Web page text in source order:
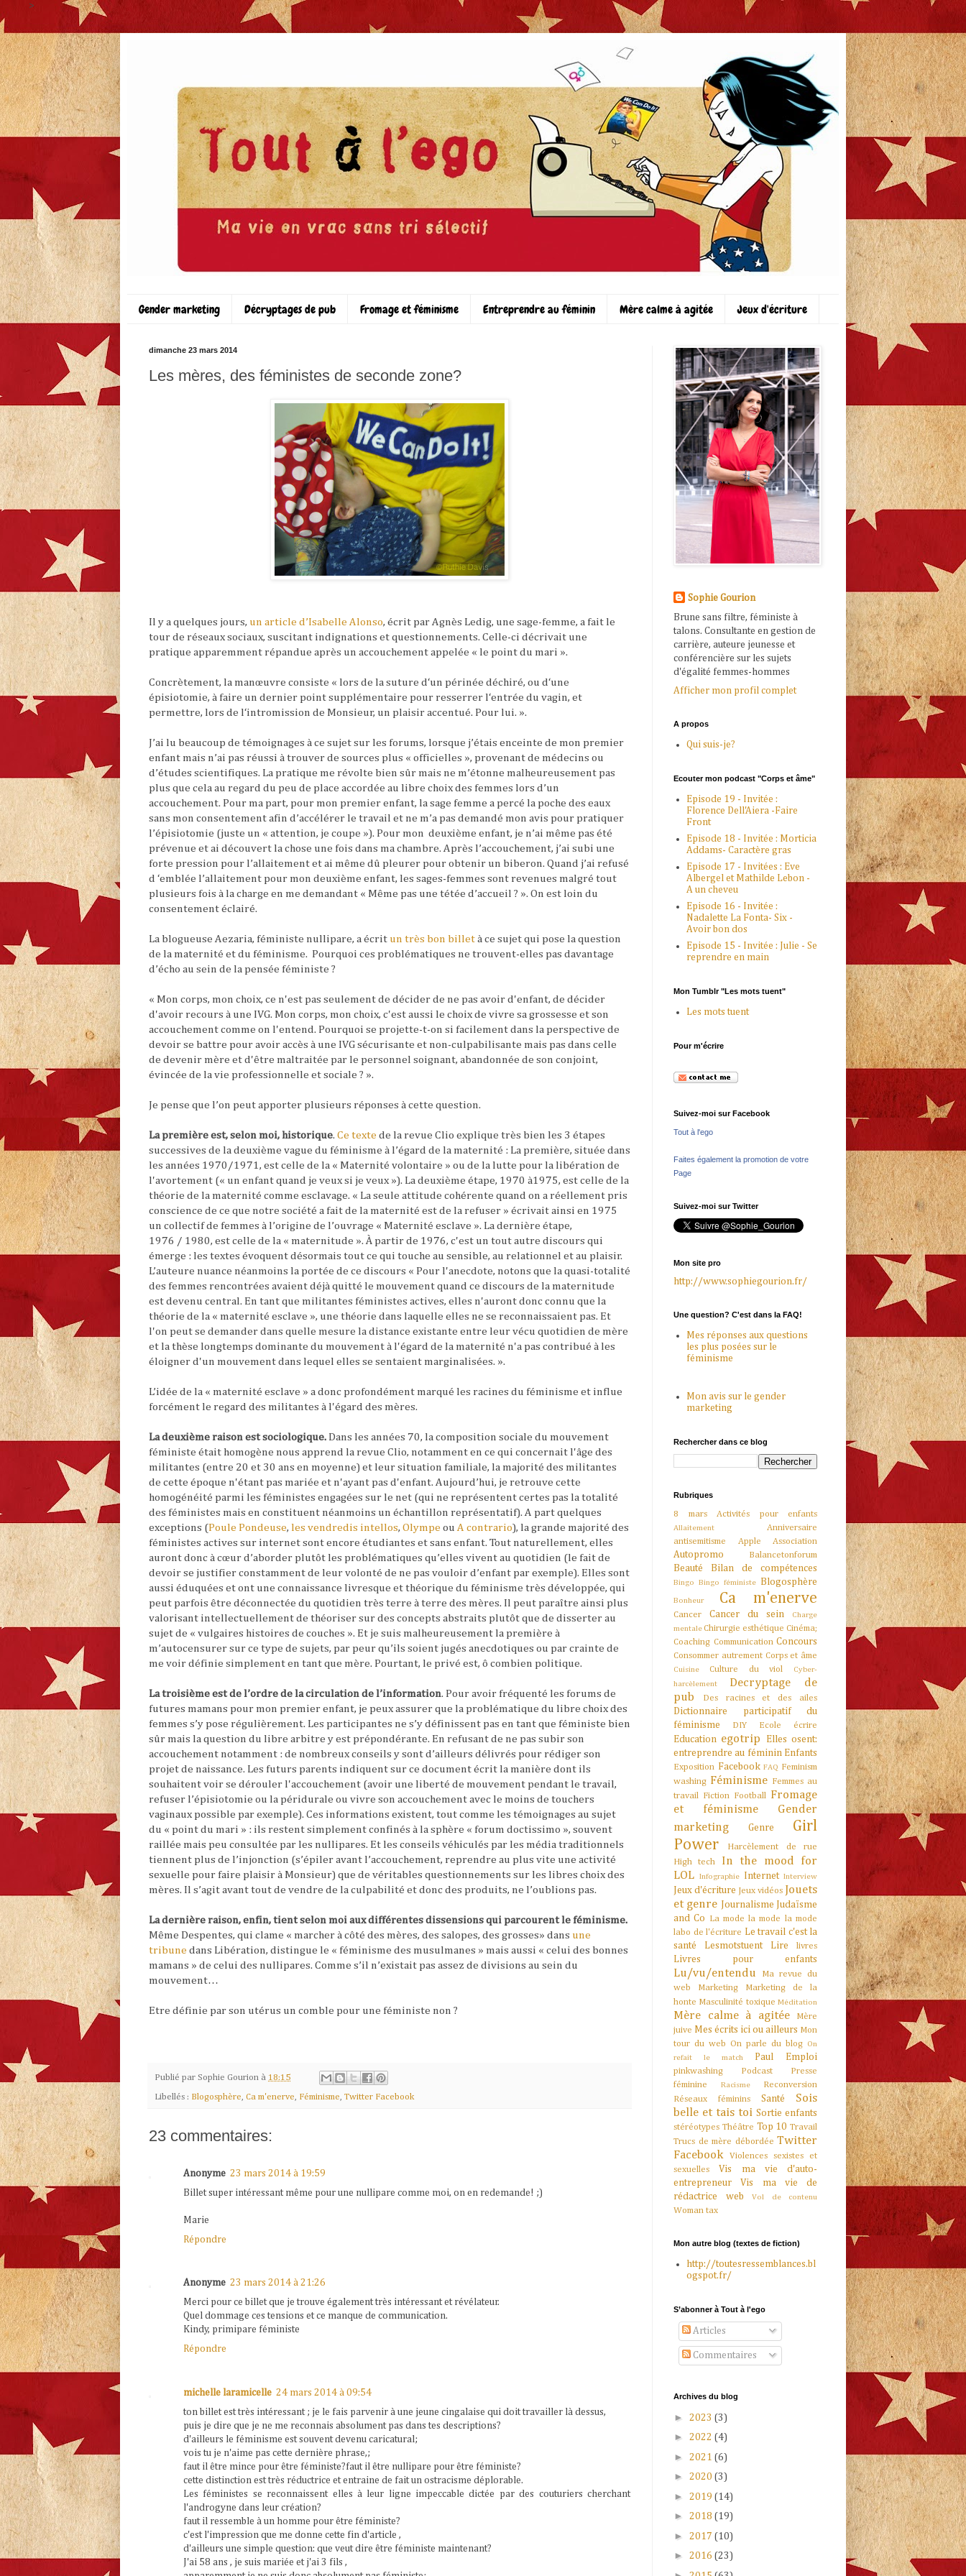
>
Gender marketing Décryptages de pub Fromage et féminisme Entreprendre au féminin Mère calme à agitée Jeux d'écriture
dimanche 23 mars 2014
Les mères, des féministes de seconde zone?
Il y a quelques jours, un article d’Isabelle Alonso, écrit par Agnès Ledig, une sage-femme, a fait le
tour de réseaux sociaux, suscitant indignations et questionnements. Celle-ci décrivait une
pratique apparemment répandue après un accouchement appelée « le point du mari ».
Concrètement, la manœuvre consiste « lors de la suture d‘un périnée déchiré, ou d‘une
épisiotomie, à faire un dernier point supplémentaire pour resserrer l‘entrée du vagin, et
permettre, lors de l‘intromission de Monsieur, un plaisir accentué. Pour lui. ».
J’ai lu beaucoup de témoignages à ce sujet sur les forums, lorsque j’étais enceinte de mon premier
enfant mais n’ai pas réussi à trouver de sources plus « officielles », provenant de médecins ou
d’études scientifiques. La pratique me révolte bien sûr mais ne m’étonne malheureusement pas
plus que cela au regard du peu de place accordée au libre choix des femmes lors d’un
accouchement. Pour ma part, pour mon premier enfant, la sage femme a percé la poche des eaux
sans mon consentement afin d’accélérer le travail et ne m’a pas demandé mon avis pour pratiquer
l’épisiotomie (juste un « attention, je coupe »). Pour mon deuxième enfant, je n’ai même pas été
prévenue et ai découvert la chose une fois dans ma chambre. Après l’accouchement, j’ai subi une
forte pression pour l’allaitement et ai même dû pleurer pour obtenir un biberon. Quand j’ai refusé
d ‘emblée l’allaitement pour mon deuxième enfant, les sages-femmes sont revenues malgré tout
plusieurs fois à la charge en me demandant « Même pas une tétée d’accueil ? ». On est loin du
consentement éclairé.
La blogueuse Aezaria, féministe nullipare, a écrit un très bon billet à ce sujet qui pose la question
de la maternité et du féminisme. Pourquoi ces problématiques ne trouvent-elles pas davantage
d’écho au sein de la pensée féministe ?
« Mon corps, mon choix, ce n'est pas seulement de décider de ne pas avoir d'enfant, de décider
d'avoir recours à une IVG. Mon corps, mon choix, c'est aussi le choix de vivre sa grossesse et son
accouchement comme on l'entend. Pourquoi se projette-t-on si facilement dans la perspective de
devoir se battre pour avoir accès à une IVG sécurisante et non-culpabilisante mais pas dans celle
de devenir mère et d'être maltraitée par le personnel soignant, abandonnée de son conjoint,
évincée de la vie professionnelle et sociale ? ».
Je pense que l’on peut apporter plusieurs réponses à cette question.
La première est, selon moi, historique. Ce texte de la revue Clio explique très bien les 3 étapes
successives de la deuxième vague du féminisme à l’égard de la maternité : La première, située dans
les années 1970/1971, est celle de la « Maternité volontaire » ou de la lutte pour la libération de
l'avortement (« un enfant quand je veux si je veux »). La deuxième étape, 1970 à1975, est celle de la
théorie de la maternité comme esclavage. « La seule attitude cohérente quand on a réellement pris
conscience de ce que notre société a fait de la maternité est de la refuser » écrivait ainsi en 1975
un collectif de femmes à l’origine de l’ouvrage « Maternité esclave ». La dernière étape,
1976 / 1980, est celle de la « maternitude ». À partir de 1976, c'est un tout autre discours qui
émerge : les textes évoquent désormais tout ce qui touche au sensible, au relationnel et au plaisir.
L’auteure nuance néanmoins la portée de ce discours « Pour l'anecdote, notons que la quasi-totalité
des femmes rencontrées avaient déjà quitté le mouvement quand ce discours de la maternitude
est devenu central. En tant que militantes féministes actives, elles n'auront donc connu que la
théorie de la « maternité esclave », une théorie dans laquelle elles ne se reconnaissaient pas. Et
l'on peut se demander dans quelle mesure la distance existante entre leur vécu quotidien de mère
et la thèse longtemps dominante du mouvement à l'égard de la maternité n'a pas contribué à les
éloigner d'un mouvement dans lequel elles se sentaient marginalisées. ».
L’idée de la « maternité esclave » a donc profondément marqué les racines du féminisme et influe
forcément le regard des militantes à l'égard des mères.
La deuxième raison est sociologique. Dans les années 70, la composition sociale du mouvement
féministe était homogène nous apprend la revue Clio, notamment en ce qui concernait l'âge des
militantes (entre 20 et 30 ans en moyenne) et leur situation familiale, la majorité des militantes
de cette époque n'étant pas mariée et n'ayant pas d'enfant. Aujourd’hui, je retrouve cette
homogénéité parmi les féministes engagées sur le net (qui ne représentent certes pas la totalité
des féministes mais en constituent néanmoins un échantillon représentatif). A part quelques
exceptions (Poule Pondeuse, les vendredis intellos, Olympe ou A contrario), la grande majorité des
féministes actives sur internet sont encore étudiantes et sans enfant. Tout naturellement, elles
auront donc à cœur d’aborder plutôt les problématiques qu’elles vivent au quotidien (le fait de
devoir se justifier constamment de leur volonté de ne pas vouloir d’enfant par exemple). Elles sont
aussi éduquées et ont une connaissance livresque et théorique du féminisme très développée, qui
peut parfois être déconnectée du quotidien très terre à terre des mères. Il peut paraître ainsi plus
valorisant intellectuellement de théoriser sur des concepts abstraits plutôt que de disserter au
sujet de « vulgaires histoires de couches ». Et je suis malheureusement la première à
m’autocensurer sur ce type de sujets, par peur qu’ils soient jugés anecdotiques ou par crainte de
me voir définie simplement en tant que mère. Pourtant, le privé est, ô combien politique.
La troisième est de l’ordre de la circulation de l’information. Pour avoir fréquenté les forums de
futures mamans pour mon premier enfant, je peux assurer que la problématique du libre choix des
femmes s’y pose régulièrement. Les participantes ne s’y définissent pas en tant que féministe bien
sûr mais la question du libre arbitre y est prépondérante. En refusant de ne pas subir son
accouchement notamment : de nombreux conseils y sont d’ailleurs délivrés pour rédiger son
projet de naissance. Les futurs parents indiquent sur ce document écrit la manière dont ils
souhaitent voir se dérouler l'accouchement (avoir une liberté de mouvement pendant le travail,
refuser l’épisiotomie ou la péridurale ou vivre son accouchement avec le moins de touchers
vaginaux possible par exemple). Ces informations existent, tout comme les témoignages au sujet
du « point du mari » : ils restent simplement confinés à la sphère « forum doctissimo », souvent
raillée mais peu consultée par les nullipares. Et les conseils véhiculés par les média traditionnels
tiennent plus de l’injonction (s’épiler avant l’accouchement, reprendre au plus vite une activité
sexuelle pour faire plaisir à Monsieur) que de véritables questionnements sur les libres choix des
mères. Il s’agit avant tout de vendre de la culpabilité et donc des produits, ne l’oublions pas.
La dernière raison, enfin, tient selon moi aux différentes dissensions qui parcourent le féminisme.
Même Despentes, qui clame « marcher à côté des mères, des salopes, des grosses» dans une
tribune dans Libération, distingue le « féminisme des musulmanes » mais aussi « celui des bonnes
mamans » de celui des nullipares. Comme s’il n’existait pas assez de divisions au sein du
mouvement…
Etre définie par son utérus un comble pour une féministe non ?
Publié par Sophie Gourion à 18:15
Libellés : Blogosphère, Ca m'enerve, Féminisme, Twitter Facebook
23 commentaires:
Anonyme 23 mars 2014 à 19:59
Billet super intéressant même pour une nullipare comme moi, on en redemande! ;)
Marie
Répondre
Anonyme 23 mars 2014 à 21:26
Merci pour ce billet que je trouve également très intéressant et révélateur.
Quel dommage ces tensions et ce manque de communication.
Kindy, primipare féministe
Répondre
michelle laramicelle 24 mars 2014 à 09:54
ton billet est très intéressant ; je le fais parvenir à une jeune cingalaise qui doit travailler là dessus,
puis je dire que je ne me reconnais absolument pas dans tes descriptions?
d'ailleurs le féminisme est souvent devenu caricatural;
vois tu je n'aime pas cette dernière phrase,;
faut il être mince pour être féministe?faut il être nullipare pour être féministe?
cette distinction est très réductrice et entraine de fait un ostracisme déplorable.
Les féministes se reconnaissent elles à leur ligne impeccable dictée par des couturiers cherchant
l'androgyne dans leur création?
faut il ressemble à un homme pour être féministe?
c'est l'impression que me donne cette fin d'article ,
d'ailleurs une simple question: que veut dire être féministe maintenant?
J'ai 58 ans , je suis mariée et j'ai 3 fils ,
Sophie Gourion
Brune sans filtre, féministe à
talons. Consultante en gestion de
carrière, auteure jeunesse et
conférencière sur les sujets
d'égalité femmes-hommes
Afficher mon profil complet
A propos
Qui suis-je?
Ecouter mon podcast "Corps et âme"
Episode 19 - Invitée :
Florence Dell'Aiera -Faire
Front
Episode 18 - Invitée : Morticia
Addams- Caractère gras
Episode 17 - Invitées : Eve
Albergel et Mathilde Lebon -
A un cheveu
Episode 16 - Invitée :
Nadalette La Fonta- Six -
Avoir bon dos
Episode 15 - Invitée : Julie - Se
reprendre en main
Mon Tumblr "Les mots tuent"
Les mots tuent
Pour m'écrire
Suivez-moi sur Facebook
Tout à l'ego
Faites également la promotion de votre
Page
Suivez-moi sur Twitter
Mon site pro
http://www.sophiegourion.fr/
Une question? C'est dans la FAQ!
Mes réponses aux questions
les plus posées sur le
féminisme
Mon avis sur le gender
marketing
Rechercher dans ce blog
Rubriques
8 mars Activités pour enfants
Allaitement
Anniversaire
antisemitisme
Apple Association
Autopromo Balancetonforum
Beauté Bilan de compétences
Bingo Bingo féministe Blogosphère
Bonheur Ca m'enerve
Cancer Cancer du sein
Charge
mentaleChirurgie esthétique Cinéma;
Coaching Communication Concours
Consommer autrement Corps et âme
Cuisine Culture du viol
Cyber-
harcèlement
Decryptage de
pub
Des racines et des ailes
Dictionnaire participatif du
féminisme
DIY Ecole écrire
Education egotrip
Elles osent:
entreprendre au féminin Enfants
Exposition Facebook FAQ Feminism
washing Féminisme Femmes au
travail Fiction Football Fromage
et féminisme
Gender
marketing
Genre
Girl
Power
Harcèlement de rue
High tech
In the mood for
LOL
Infographie Internet Interview
Jeux d'écriture Jeux vidéos Jouets
et genre
Journalisme
Judaïsme
and Co
La mode la mode la mode
labo de l'écriture Le travail c'est la
santé
Lesmotstuent Lire livres
Livres pour enfants
Lu/vu/entendu
Ma revue du
web
Marketing
Marketing de la
honte Masculinité toxique Méditation
Mère calme à agitée
Mère
juive Mes écrits ici ou ailleurs Mon
tour du web On parle du blog
On
refait le match
Paul Emploi
pinkwashing Podcast
Presse
féminine
Racisme
Reconversion
Réseaux féminins
Santé
Sois
belle et tais toi Sortie enfants
stéréotypes Théâtre Top 10 Travail
Trucs de mère débordée Twitter
Facebook
Violences sexistes et
sexuelles
Vis ma vie d'auto-
entrepreneur
Vis ma vie de
rédactrice web
Vol de contenu
Woman tax
Mon autre blog (textes de fiction)
http://toutesressemblances.bl
ogspot.fr/
S’abonner à Tout à l'ego
Articles
Commentaires
Archives du blog
► 2023 (3)
► 2022 (4)
► 2021 (6)
► 2020 (3)
► 2019 (14)
► 2018 (19)
► 2017 (10)
► 2016 (23)